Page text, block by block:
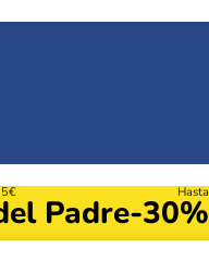
Padre
Hasta
-30%